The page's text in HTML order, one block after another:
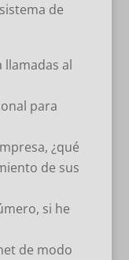
de
llamadas al
para
¿qué
de sus
si he
de modo